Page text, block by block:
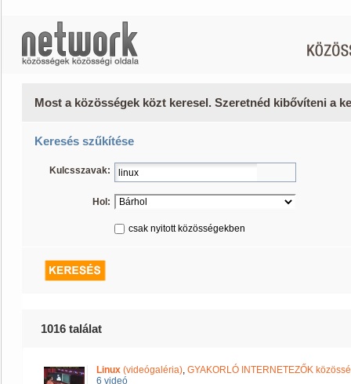
Most a közösségek közt keresel. Szeretnéd kibővíteni a
Keresés szűkítése
Kulcsszavak:
Hol:
csak nyitott közösségekben
1016 találat
Linux (videógaléria), GYAKORLÓ INTERNETEZŐK
6 videó